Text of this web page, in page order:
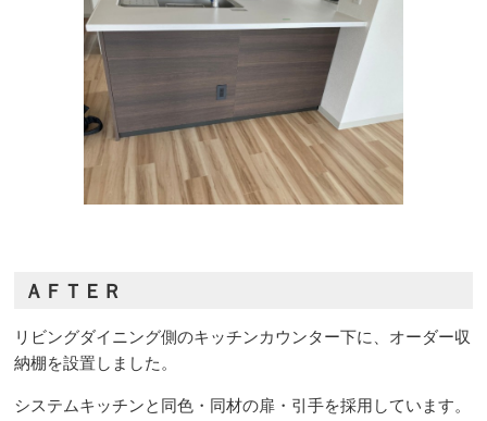
ＡＦＴＥＲ
リビングダイニング側のキッチンカウンター下に、オーダー収
納棚を設置しました。
システムキッチンと同色・同材の扉・引手を採用しています。